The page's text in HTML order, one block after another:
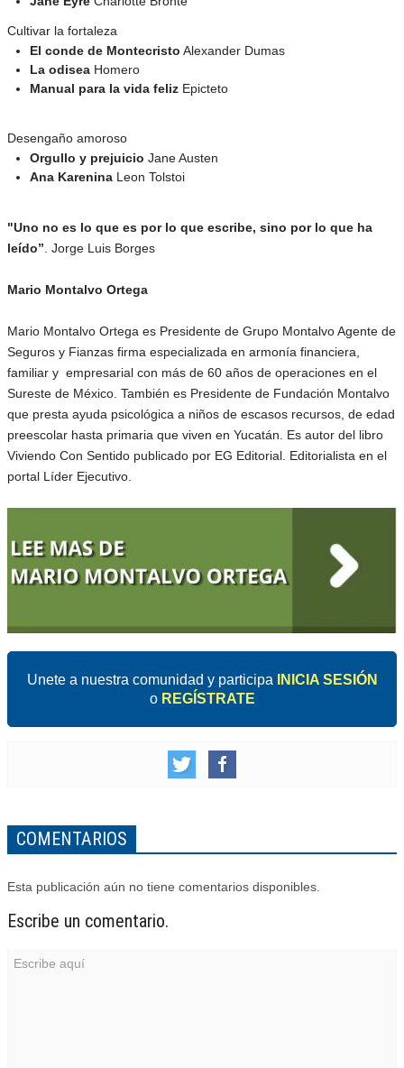
Cultivar la fortaleza
El conde de Montecristo Alexander Dumas
La odisea Homero
Manual para la vida feliz Epicteto
Desengaño amoroso
Orgullo y prejuicio Jane Austen
Ana Karenina Leon Tolstoi
"Uno no es lo que es por lo que escribe, sino por lo que ha
leído” . Jorge Luis Borges
Mario Montalvo Ortega
Mario Montalvo Ortega es Presidente de Grupo Montalvo Agente de
Seguros y Fianzas firma especializada en armonía financiera,
familiar y empresarial con más de 60 años de operaciones en el
Sureste de México. También es Presidente de Fundación Montalvo
que presta ayuda psicológica a niños de escasos recursos, de edad
preescolar hasta primaria que viven en Yucatán. Es autor del libro
Viviendo Con Sentido publicado por EG Editorial. Editorialista en el
portal Líder Ejecutivo.
Unete a nuestra comunidad y participa
INICIA SESIÓN
o REGÍSTRATE
COMENTARIOS
Esta publicación aún no tiene comentarios disponibles.
Escribe un comentario.